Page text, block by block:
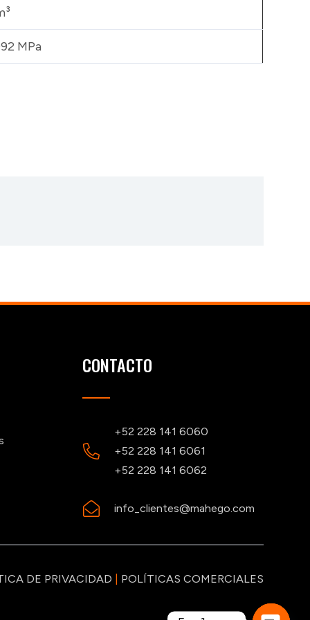
MPa
CONTACTO
+52 228 141 6060
+52 228 141 6061
+52 228 141 6062
info_clientes@mahego.com
DE PRIVACIDAD POLÍTICAS COMERCIALES